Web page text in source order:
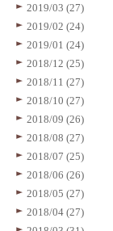
2019/03 (27)
2019/02 (24)
2019/01 (24)
2018/12 (25)
2018/11 (27)
2018/10 (27)
2018/09 (26)
2018/08 (27)
2018/07 (25)
2018/06 (26)
2018/05 (27)
2018/04 (27)